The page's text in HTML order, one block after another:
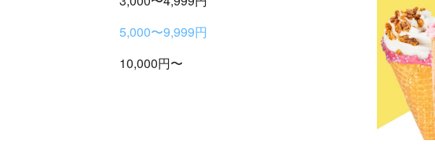
5,000〜9,999円
10,000円〜